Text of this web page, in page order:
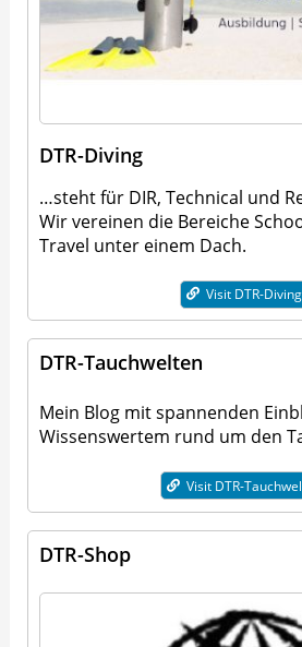
DTR-Diving
…steht für DIR, Technical und
Wir vereinen die Bereiche
Travel unter einem Dach.
Visit DTR-Diving
DTR-Tauchwelten
Mein Blog mit spannenden
Wissenswertem rund um den
Visit DTR-
DTR-Shop